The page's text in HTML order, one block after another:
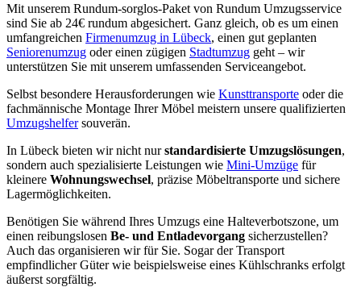
Mit unserem Rundum-sorglos-Paket von Rundum Umzugsservice
sind Sie ab 24€ rundum abgesichert. Ganz gleich, ob es um einen
umfangreichen Firmenumzug in Lübeck, einen gut geplanten
Seniorenumzug oder einen zügigen Stadtumzug geht – wir
unterstützen Sie mit unserem umfassenden Serviceangebot.
Selbst besondere Herausforderungen wie Kunsttransporte oder die
fachmännische Montage Ihrer Möbel meistern unsere qualifizierten
Umzugshelfersouverän.
In Lübeck bieten wir nicht nurstandardisierte Umzugslösungen,
sondern auch spezialisierte Leistungen wie Mini-Umzüge für
kleinere Wohnungswechsel, präzise Möbeltransporte und sichere
Lagermöglichkeiten.
Benötigen Sie während Ihres Umzugs eine Halteverbotszone, um
einen reibungslosen Be- und Entladevorgang sicherzustellen?
Auch das organisieren wir für Sie. Sogar der Transport
empfindlicher Güter wie beispielsweise eines Kühlschranks erfolgt
äußerst sorgfältig.